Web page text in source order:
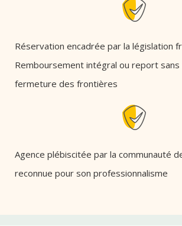
Réservation encadrée par la législation
Remboursement intégral ou report sans
fermeture des frontières
Agence plébiscitée par la communauté
reconnue pour son professionnalisme